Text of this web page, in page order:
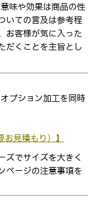
味や効果は商品の性
いての言及は参考程
お客様が気に入った
だくことを主旨とし
プション加工を同時
見積もり）】
ズでサイズを大きく
ページの注意事項を